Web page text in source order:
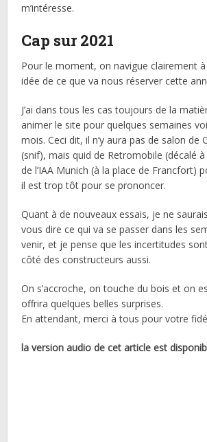
m’intéresse.
Cap sur 2021
Pour le moment, on navigue clairement
idée de ce que va nous réserver cette
J’ai dans tous les cas toujours de la
animer le site pour quelques semaines
mois. Ceci dit, il n’y aura pas de salon de
(snif), mais quid de Retromobile (décalé à
de l’IAA Munich (à la place de Francfort)
il est trop tôt pour se prononcer.
Quant à de nouveaux essais, je ne
vous dire ce qui va se passer dans les
venir, et je pense que les incertitudes
côté des constructeurs aussi.
On s’accroche, on touche du bois et on
offrira quelques belles surprises.
En attendant, merci à tous pour votre
la version audio de cet article est